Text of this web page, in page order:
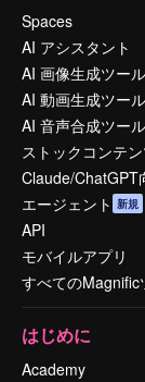
Spaces
AI アシスタント
AI 画像生成ツール
AI 動画生成ツール
AI 音声合成ツール
ストックコンテ
Claude/ChatGPT
エージェント 新規
API
モバイルアプリ
すべてのMagnific
はじめに
Academy